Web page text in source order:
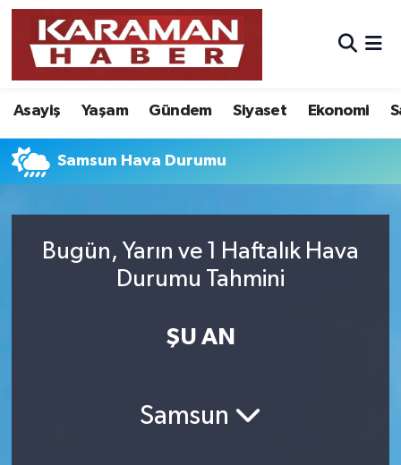
Asayiş Yaşam Gündem Siyaset Ekonomi
Samsun Hava Durumu
Bugün, Yarın ve 1 Haftalık Hava
Durumu Tahmini
ŞU AN
Samsun
Asayiş
Bilim - Teknoloji
Eğitim
Foto Galeri
Nöbetçi Eczaneler
Hava Durumu
Karaman Namaz Vakitleri
Süper Lig Puan Durumu ve Fikstür
Son Dakika Haberleri